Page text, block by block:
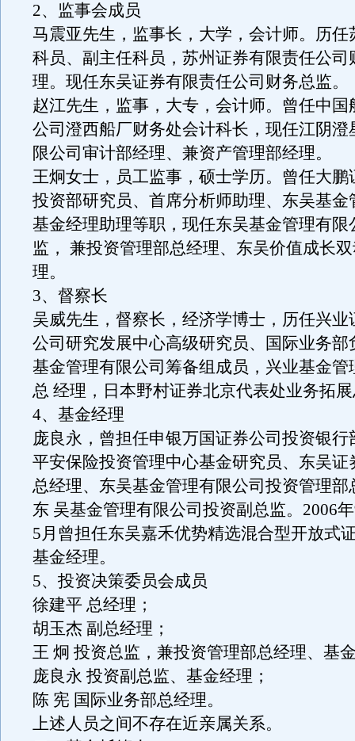
2、监事会成员
马震亚先生，监事长，大学，会计师。历任
科员、副主任科员，苏州证券有限责任公司
理。现任东吴证券有限责任公司财务总监。
赵江先生，监事，大专，会计师。曾任中国
公司澄西船厂财务处会计科长，现任江阴澄
限公司审计部经理、兼资产管理部经理。
王炯女士，员工监事，硕士学历。曾任大鹏
投资部研究员、首席分析师助理、东吴基金
基金经理助理等职，现任东吴基金管理有限
监， 兼投资管理部总经理、东吴价值成长
理。
3、督察长
吴威先生，督察长，经济学博士，历任兴业
公司研究发展中心高级研究员、国际业务部
基金管理有限公司筹备组成员，兴业基金管
总 经理，日本野村证券北京代表处业务拓
4、基金经理
庞良永，曾担任申银万国证券公司投资银行
平安保险投资管理中心基金研究员、东吴证
总经理、东吴基金管理有限公司投资管理部
东 吴基金管理有限公司投资副总监。2006
5月曾担任东吴嘉禾优势精选混合型开放式
基金经理。
5、投资决策委员会成员
徐建平 总经理；
胡玉杰 副总经理；
王 炯 投资总监，兼投资管理部总经理、基
庞良永 投资副总监、基金经理；
陈 宪 国际业务部总经理。
上述人员之间不存在近亲属关系。